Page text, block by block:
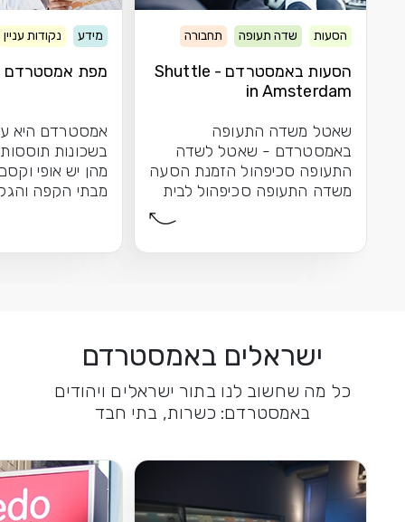
הסעות שדה תעופה תחבורה
הסעות באמסטרדם - Shuttle
in Amsterdam
שאטל משדה התעופה
באמסטרדם - שאטל לשדה
התעופה סכיפהול הזמנת הסעה
משדה התעופה סכיפהול לבית
מידע נקודות עניין
מפת אמסטרדם
אמסטרדם היא
בשכונות
מהן יש אופי
מבתי הקפה
ישראלים באמסטרדם
כל מה שחשוב לנו בתור ישראלים ויהודים
באמסטרדם: כשרות, בתי חבד